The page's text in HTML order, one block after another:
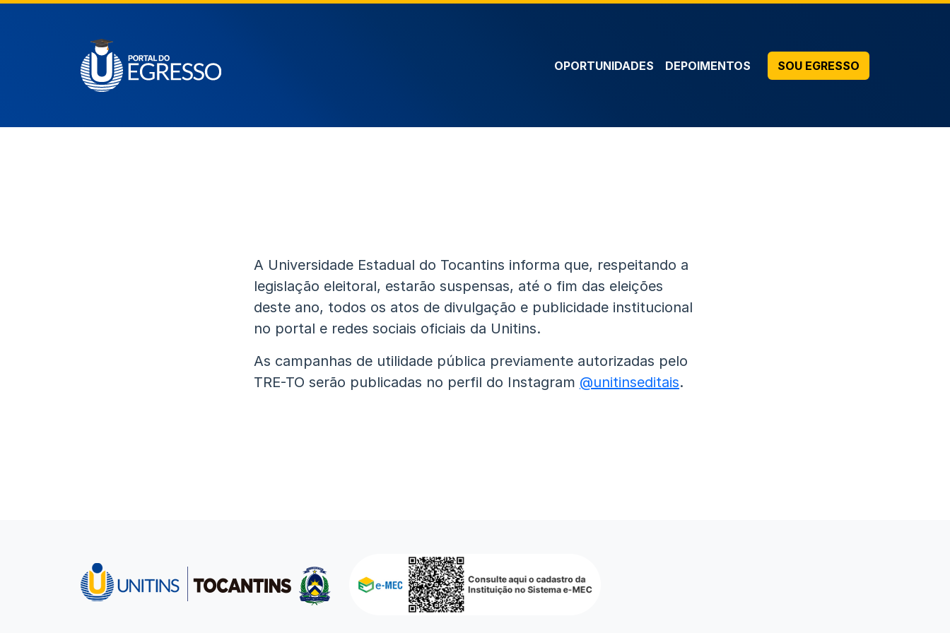
OPORTUNIDADES DEPOIMENTOS SOU EGRESSO
A Universidade Estadual do Tocantins informa que, respeitando a
legislação eleitoral, estarão suspensas, até o fim das eleições
deste ano, todos os atos de divulgação e publicidade institucional
no portal e redes sociais oficiais da Unitins.
As campanhas de utilidade pública previamente autorizadas pelo
TRE-TO serão publicadas no perfil do Instagram @unitinseditais.